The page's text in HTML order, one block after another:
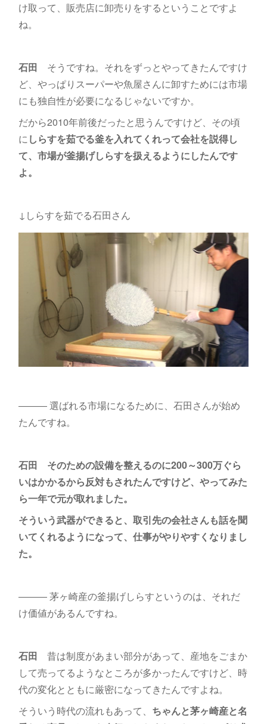
け取って、販売店に卸売りをするということですよ
ね。
石田 そうですね。それをずっとやってきたんですけ
ど、やっぱりスーパーや魚屋さんに卸すためには市場
にも独自性が必要になるじゃないですか。
だから2010年前後だったと思うんですけど、その頃
にしらすを茹でる釜を入れてくれって会社を説得し
て、市場が釜揚げしらすを扱えるようにしたんです
よ。
↓しらすを茹でる石田さん
――― 選ばれる市場になるために、石田さんが始め
たんですね。
石田 そのための設備を整えるのに200～300万ぐら
いはかかるから反対もされたんですけど、やってみた
ら一年で元が取れました。
そういう武器ができると、取引先の会社さんも話を聞
いてくれるようになって、仕事がやりやすくなりまし
た。
――― 茅ヶ崎産の釜揚げしらすというのは、それだ
け価値があるんですね。
石田 昔は制度があまい部分があって、産地をごまか
して売ってるようなところが多かったんですけど、時
代の変化とともに厳密になってきたんですよね。
そういう時代の流れもあって、 ちゃんと茅ヶ崎産と名